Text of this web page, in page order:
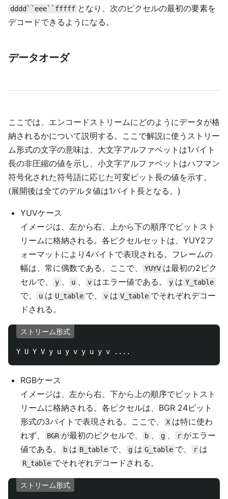
dddd``eee``fffff となり、次のピクセルの最初の要素を
デコードできるようになる。
データオーダ
ここでは、エンコードストリームにどのようにデータが格
納されるかについて説明する。ここで解説に使うストリー
ム形式の文字の意味は、大文字アルファベットは1バイト
長の非圧縮の値を示し、小文字アルファベットはハフマン
符号化された符号語に応じた可変ビット長の値を示す。
(展開後は全てのデルタ値は1バイト長となる。)
YUVケース
イメージは、左から右、上から下の順序でビットスト
リームに格納される。各ピクセルセットは、YUY2フ
ォーマットにより4バイトで表現される。フレームの
幅は、常に偶数である。ここで、
YUYV は最初の2ピク
セルで、
y 、 u 、 v はエラー値である。 y は Y_table
で、 u は U_table で、 v は V_table でそれぞれデコー
ドされる。
ストリーム形式
RGBケース
イメージは、左から右、下から上の順序でビットスト
リームに格納される。各ピクセルは、BGR 24ビット
形式の3バイトで表現される。ここで、
X は特に使わ
れず、
BGR が最初のピクセルで、 b 、 g 、 r がエラー
値である。
b は B_table で、 g は G_table で、 r は
R_table でそれぞれデコードされる。
ストリーム形式